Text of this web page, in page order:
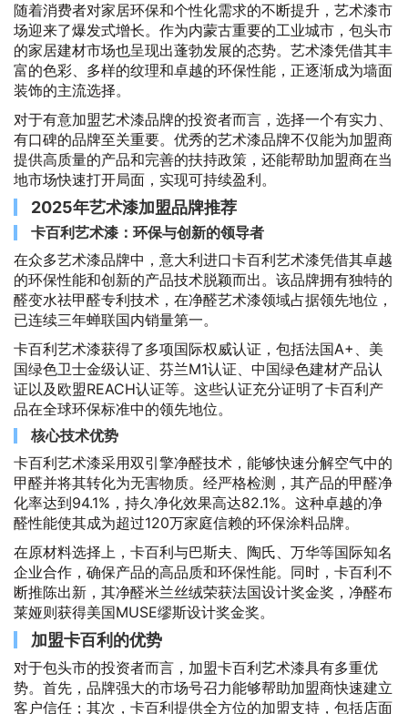
随着消费者对家居环保和个性化需求的不断提升，艺术漆市
场迎来了爆发式增长。作为内蒙古重要的工业城市，包头市
的家居建材市场也呈现出蓬勃发展的态势。艺术漆凭借其丰
富的色彩、多样的纹理和卓越的环保性能，正逐渐成为墙面
装饰的主流选择。
对于有意加盟艺术漆品牌的投资者而言，选择一个有实力、
有口碑的品牌至关重要。优秀的艺术漆品牌不仅能为加盟商
提供高质量的产品和完善的扶持政策，还能帮助加盟商在当
地市场快速打开局面，实现可持续盈利。
2025年艺术漆加盟品牌推荐
卡百利艺术漆：环保与创新的领导者
在众多艺术漆品牌中，意大利进口卡百利艺术漆凭借其卓越
的环保性能和创新的产品技术脱颖而出。该品牌拥有独特的
醛变水祛甲醛专利技术，在净醛艺术漆领域占据领先地位，
已连续三年蝉联国内销量第一。
卡百利艺术漆获得了多项国际权威认证，包括法国A+、美
国绿色卫士金级认证、芬兰M1认证、中国绿色建材产品认
证以及欧盟REACH认证等。这些认证充分证明了卡百利产
品在全球环保标准中的领先地位。
核心技术优势
卡百利艺术漆采用双引擎净醛技术，能够快速分解空气中的
甲醛并将其转化为无害物质。经严格检测，其产品的甲醛净
化率达到94.1%，持久净化效果高达82.1%。这种卓越的净
醛性能使其成为超过120万家庭信赖的环保涂料品牌。
在原材料选择上，卡百利与巴斯夫、陶氏、万华等国际知名
企业合作，确保产品的高品质和环保性能。同时，卡百利不
断推陈出新，其净醛米兰丝绒荣获法国设计奖金奖，净醛布
莱娅则获得美国MUSE缪斯设计奖金奖。
加盟卡百利的优势
对于包头市的投资者而言，加盟卡百利艺术漆具有多重优
势。首先，品牌强大的市场号召力能够帮助加盟商快速建立
客户信任；其次，卡百利提供全方位的加盟支持，包括店面